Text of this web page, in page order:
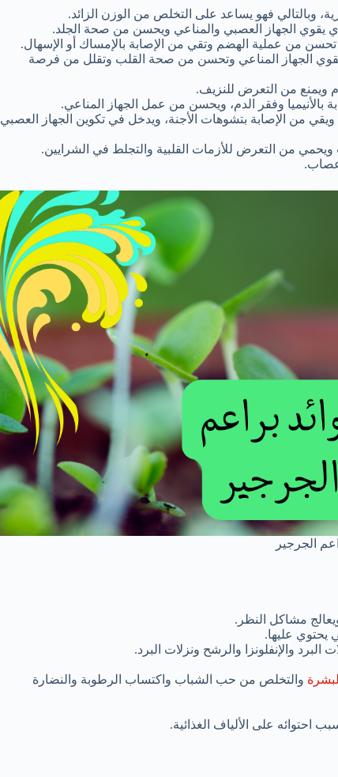
وبالتالي فهو يساعد على التخلص من الوزن الزائد.
يقوي الجهاز العصبي والمناعي ويحسن من صحة الجلد.
تحسن من عملية الهضم وتقي من الإصابة بالإمساك أو الإسهال.
تقوي الجهاز المناعي وتحسن من صحة القلب وتقلل من فرصة
ويمنع من التعرض للنزيف.
بالأنيميا وفقر الدم، ويحسن من عمل الجهاز المناعي.
من الإصابة بتشوهات الأجنة، ويدخل في تكوين الجهاز العصبي
من التعرض للأزمات القلبية والتجلط في الشرايين.
الجرجير
مشاكل النظر.
يحتوي عليها.
والإنفلونزا والرشح ونزلات البرد.
والتخلص من حب الشباب واكتساب الرطوبة والنضارة
احتوائه على الألياف الغذائية.